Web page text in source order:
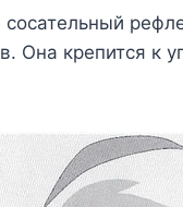
Она крепится к